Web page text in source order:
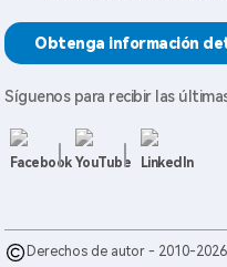
Obtenga información
Síguenos para recibir las
Derechos de autor - 2010-